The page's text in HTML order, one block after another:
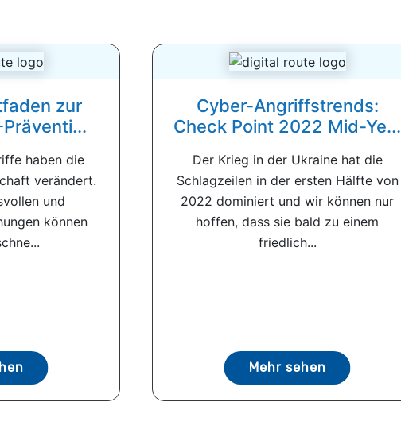
zur
haben die
verändert.
und
können
Cyber-Angriffstrends:
Check Point 2022 Mid-Ye...
Der Krieg in der Ukraine hat die
Schlagzeilen in der ersten Hälfte von
2022 dominiert und wir können nur
hoffen, dass sie bald zu einem
friedlich...
Mehr sehen